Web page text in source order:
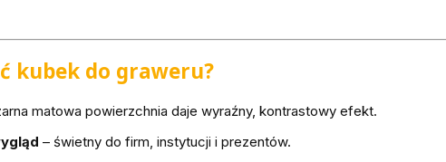
kubek do graweru?
matowa powierzchnia daje wyraźny, kontrastowy efekt.
– świetny do firm, instytucji i prezentów.